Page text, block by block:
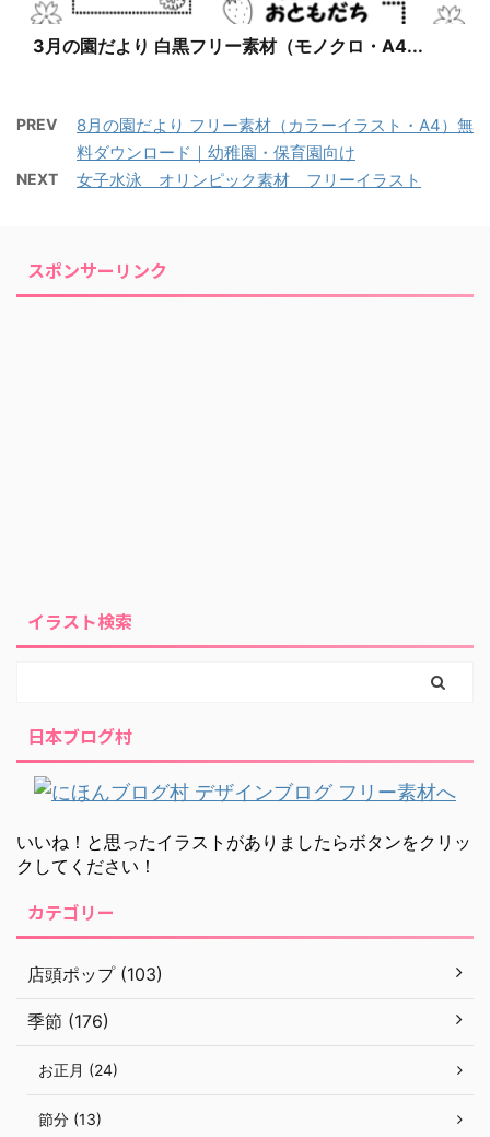
3月の園だより 白黒フリー素材（モノクロ・A4...
PREV
8月の園だより フリー素材（カラーイラスト・A4）無
料ダウンロード｜幼稚園・保育園向け
NEXT 女子水泳 オリンピック素材 フリーイラスト
スポンサーリンク
イラスト検索
日本ブログ村
いいね！と思ったイラストがありましたらボタンをクリッ
クしてください！
カテゴリー
店頭ポップ (103)
季節 (176)
お正月 (24)
節分 (13)